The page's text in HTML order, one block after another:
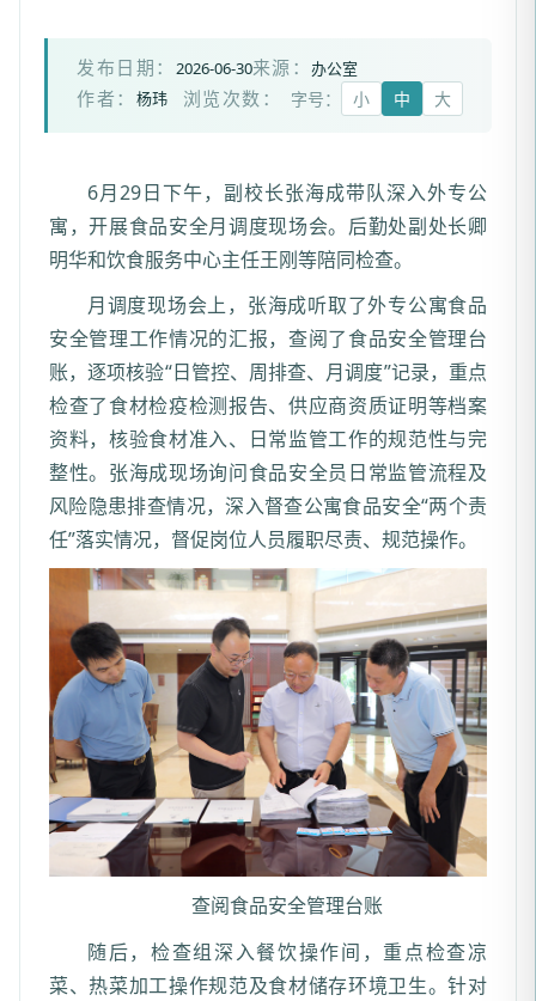
发布日期： 2026-06-30来源： 办公室
作者： 杨玮 浏览次数： 字号： 小 中 大
6月29日下午，副校长张海成带队深入外专公
寓，开展食品安全月调度现场会。后勤处副处长卿
明华和饮食服务中心主任王刚等陪同检查。
月调度现场会上，张海成听取了外专公寓食品
安全管理工作情况的汇报，查阅了食品安全管理台
账，逐项核验“日管控、周排查、月调度”记录，重点
检查了食材检疫检测报告、供应商资质证明等档案
资料，核验食材准入、日常监管工作的规范性与完
整性。张海成现场询问食品安全员日常监管流程及
风险隐患排查情况，深入督查公寓食品安全“两个责
任”落实情况，督促岗位人员履职尽责、规范操作。
查阅食品安全管理台账
随后，检查组深入餐饮操作间，重点检查凉
菜、热菜加工操作规范及食材储存环境卫生。针对